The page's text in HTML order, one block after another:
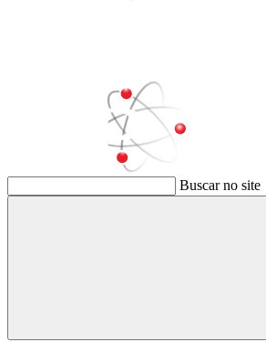
Buscar no site
Buscar